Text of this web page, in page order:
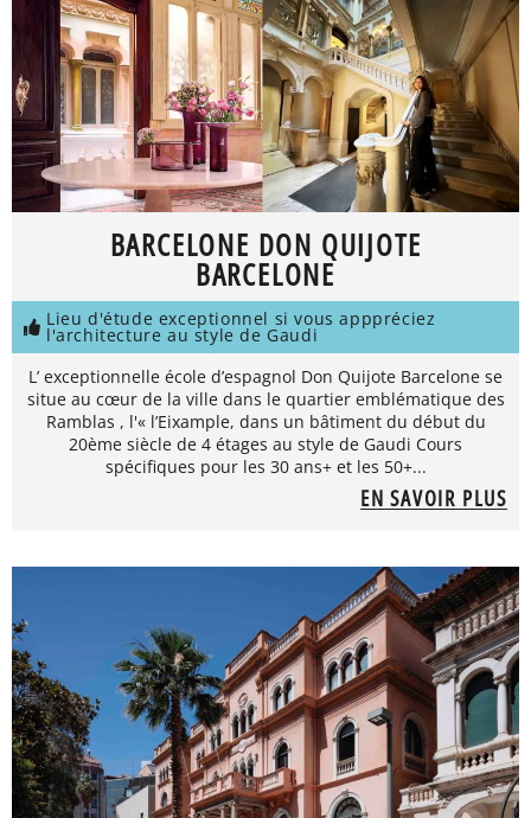
BARCELONE DON QUIJOTE
BARCELONE
Lieu d'étude exceptionnel si vous apppréciez
l'architecture au style de Gaudi
L’ exceptionnelle école d’espagnol Don Quijote Barcelone se
situe au cœur de la ville dans le quartier emblématique des
Ramblas , l'« l’Eixample, dans un bâtiment du début du
20ème siècle de 4 étages au style de Gaudi Cours
spécifiques pour les 30 ans+ et les 50+...
EN SAVOIR PLUS